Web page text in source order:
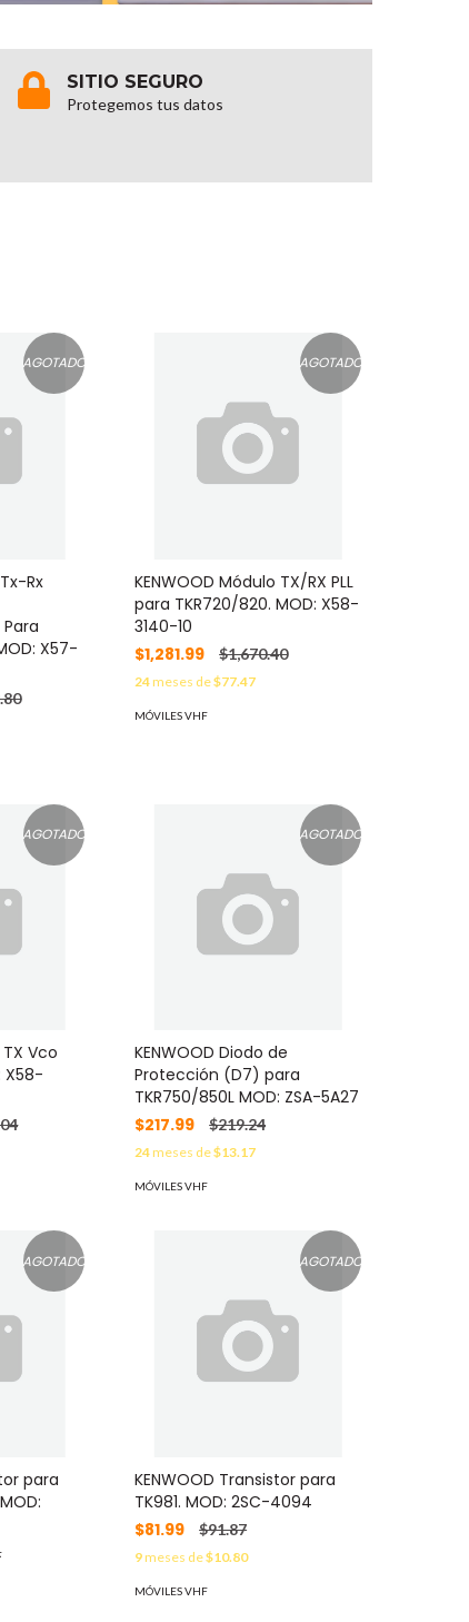
SITIO SEGURO
Protegemos tus datos
AGOTADO
Rx
X57-
AGOTADO
KENWOOD Módulo TX/RX PLL
para TKR720/820. MOD: X58-
3140-10
$1,281.99
$1,670.40
24meses de$77.47
MÓVILES VHF
AGOTADO
Vco
X58-
AGOTADO
KENWOOD Diodo de
Protección (D7) para
TKR750/850L MOD: ZSA-5A27
$217.99
$219.24
24meses de$13.17
MÓVILES VHF
AGOTADO
para
AGOTADO
KENWOOD Transistor para
TK981. MOD: 2SC-4094
$81.99
$91.87
9meses de$10.80
MÓVILES VHF